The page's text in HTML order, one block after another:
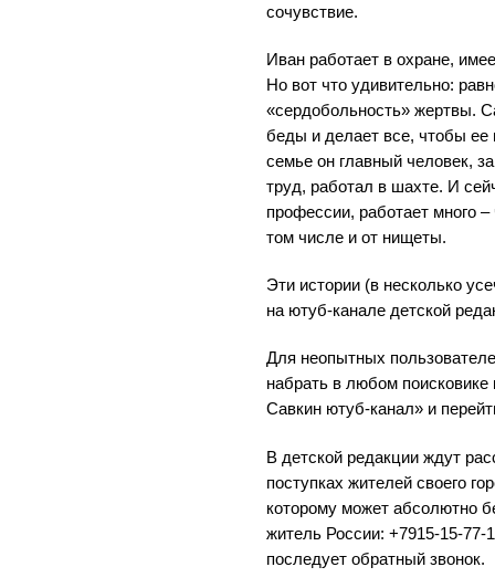
сочувствие.
Иван работает в охране,
Но вот что удивительно:
«сердобольность» жертвы.
беды и делает все, чтобы
семье он главный человек,
труд, работал в шахте. И
профессии, работает много
том числе и от нищеты.
Эти истории (в несколько
на ютуб-канале детской
Для неопытных
набрать в любом
Савкин ютуб-канал» и
В детской редакции ждут
поступках жителей своего
которому может абсолютно
житель России: +7915-15-77-
последует обратный звонок.